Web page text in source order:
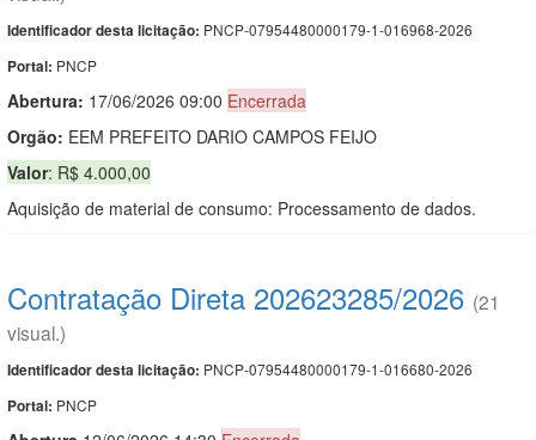
Identificador desta licitação: PNCP-07954480000179-1-016968-2026
Portal: PNCP
Abertura: 17/06/2026 09:00 Encerrada
Orgão: EEM PREFEITO DARIO CAMPOS FEIJO
Valor: R$ 4.000,00
Aquisição de material de consumo: Processamento de dados.
Contratação Direta 202623285/2026 (21
visual.)
Identificador desta licitação: PNCP-07954480000179-1-016680-2026
Portal: PNCP